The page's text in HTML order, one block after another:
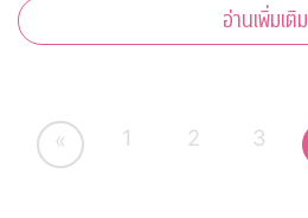
อ่านเพิ่มเติม
« 1 2 3